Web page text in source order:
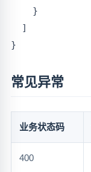
    }
  ]
常见异常
业务状态码
400